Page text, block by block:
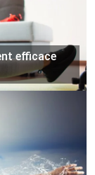
efficace